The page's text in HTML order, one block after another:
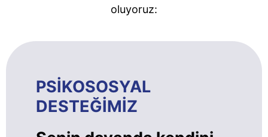
oluyoruz:
PSİKOSOSYAL
DESTEĞİMİZ